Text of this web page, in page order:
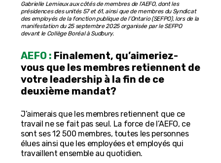
Gabrielle Lemieux aux côtés de membres de l’AEFO, dont les
présidences des unités 57 et 61, ainsi que de membres du Syndicat
des employés de la fonction publique de l’Ontario (SEFPO), lors de la
manifestation du 25 septembre 2025 organisée par le SEFPO
devant le Collège Boréal à Sudbury.
AEFO : Finalement, qu’aimeriez-
vous que les membres retiennent de
votre leadership à la fin de ce
deuxième mandat?
J’aimerais que les membres retiennent que ce
travail ne se fait pas seul. La force de l’AEFO, ce
sont ses 12 500 membres, toutes les personnes
élues ainsi que les employées et employés qui
travaillent ensemble au quotidien.